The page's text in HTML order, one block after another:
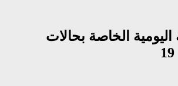
اليومية الخاصة بحالات